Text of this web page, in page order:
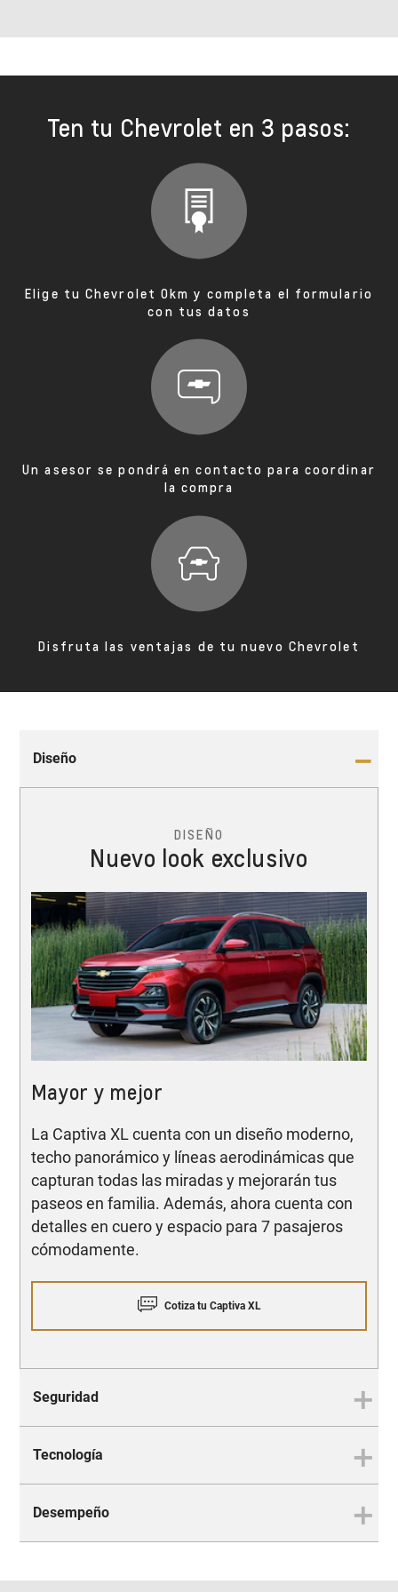
Ten tu Chevrolet en 3 pasos:
Elige tu Chevrolet 0km y completa el formulario
con tus datos
Un asesor se pondrá en contacto para coordinar
la compra
Disfruta las ventajas de tu nuevo Chevrolet
Diseño
DISEÑO
Nuevo look exclusivo
Mayor y mejor
La Captiva XL cuenta con un diseño moderno,
techo panorámico y líneas aerodinámicas que
capturan todas las miradas y mejorarán tus
paseos en familia. Además, ahora cuenta con
detalles en cuero y espacio para 7 pasajeros
cómodamente.
Cotiza tu Captiva XL
Seguridad
Tecnología
aventuras
Desempeño